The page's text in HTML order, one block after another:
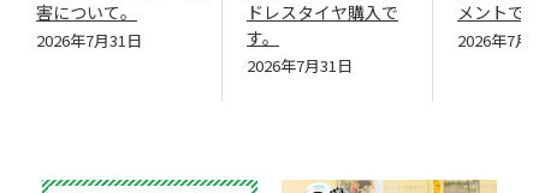
害について。
2026年7月31日
ドレスタイヤ購入で
す。
2026年7月31日
メントで
2026年7月